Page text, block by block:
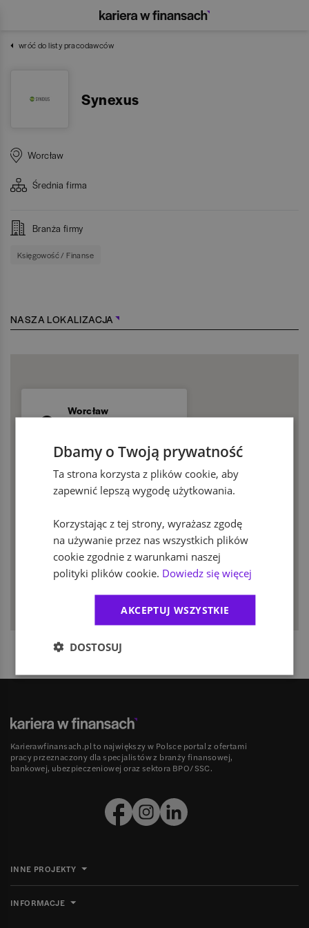
wróć do listy pracodawców
Synexus
Worcław
Średnia firma
Branża firmy
Księgowość / Finanse
NASZA LOKALIZACJA
Worcław
Karierawfinansach.pl to największy w Polsce portal z ofertami
pracy przeznaczony dla specjalistów z branży finansowej,
bankowej, ubezpieczeniowej oraz sektora BPO/SSC.
INNE PROJEKTY
INFORMACJE
Dbamy o Twoją prywatność
Ta strona korzysta z plików cookie, aby
zapewnić lepszą wygodę użytkowania.
Korzystając z tej strony, wyrażasz zgodę
na używanie przez nas wszystkich plików
cookie zgodnie z warunkami naszej
polityki plików cookie. Dowiedz się więcej
AKCEPTUJ WSZYSTKIE
DOSTOSUJ